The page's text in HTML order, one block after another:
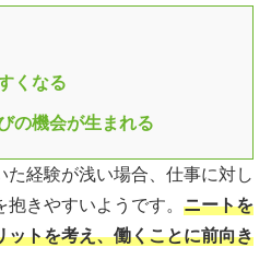
くなる
の機会が生まれる
た経験が浅い場合、仕事に対し
きやすいようです。 ニートを
ットを考え、働くことに前向き